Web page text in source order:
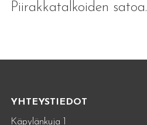
Piirakkatalkoiden satoa.
YHTEYSTIEDOT
Käpylänkuja 1